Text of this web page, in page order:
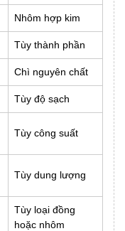
Nhôm hợp kim
Tùy thành phần
Chì nguyên chất
Tùy độ sạch
Tùy công suất
Tùy dung lượng
Tùy loại đồng
hoặc nhôm